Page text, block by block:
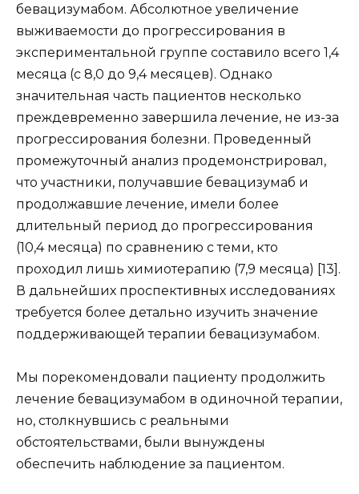
бевацизумабом. Абсолютное увеличение
выживаемости до прогрессирования в
экспериментальной группе составило всего 1,4
месяца (с 8,0 до 9,4 месяцев). Однако
значительная часть пациентов несколько
преждевременно завершила лечение, не из-за
прогрессирования болезни. Проведенный
промежуточный анализ продемонстрировал,
что участники, получавшие бевацизумаб и
продолжавшие лечение, имели более
длительный период до прогрессирования
(10,4 месяца) по сравнению с теми, кто
проходил лишь химиотерапию (7,9 месяца) [13].
В дальнейших проспективных исследованиях
требуется более детально изучить значение
поддерживающей терапии бевацизумабом.
Мы порекомендовали пациенту продолжить
лечение бевацизумабом в одиночной терапии,
но, столкнувшись с реальными
обстоятельствами, были вынуждены
обеспечить наблюдение за пациентом.